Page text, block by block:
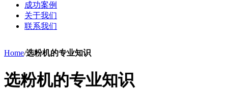
成功案例
关于我们
联系我们
Home/选粉机的专业知识
选粉机的专业知识